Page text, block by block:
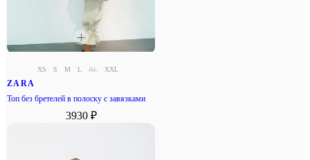
XS S M L XL XXL
ZARA
Топ без бретелей в полоску с завязками
3930 ₽